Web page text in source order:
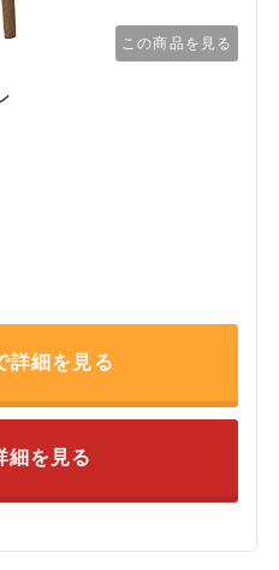
この商品を見る
細を見る
細を見る